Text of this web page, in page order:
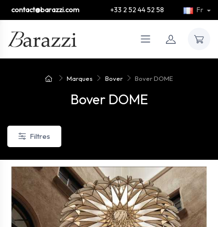
contact@barazzi.com +33 2 52 44 52 58 Fr
Marques Bover Bover DOME
Bover DOME
Filtres